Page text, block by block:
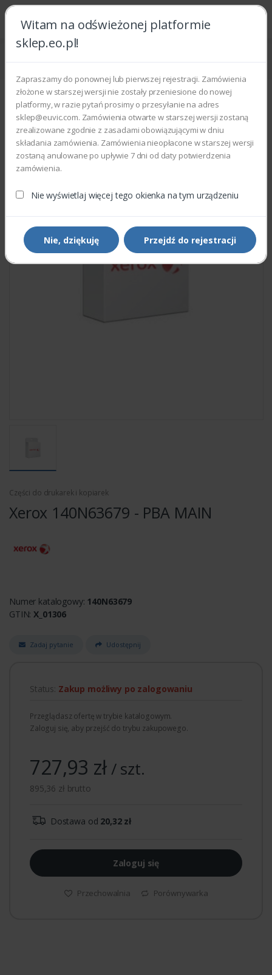
Witam na odświeżonej platformie
sklep.eo.pl!
Zapraszamy do ponownej lub pierwszej rejestracji. Zamówienia
złożone w starszej wersji nie zostały przeniesione do nowej
platformy, w razie pytań prosimy o przesyłanie na adres
sklep@euvic.com. Zamówienia otwarte w starszej wersji zostaną
zrealizowane zgodnie z zasadami obowiązującymi w dniu
składania zamówienia. Zamówienia nieopłacone w starszej wersji
zostaną anulowane po upływie 7 dni od daty potwierdzenia
zamówienia.
Nie wyświetlaj więcej tego okienka na tym urządzeniu
Nie, dziękuję Przejdź do rejestracji
Strona główna Części zamienne
Części do drukarek i kopiarek
Xerox 140N63679 - PBA MAIN
Numer katalogowy: 140N63679
GTIN:X_01306
Zadaj pytanie Udostępnij
Status: Zakup możliwy po zalogowaniu
Przeglądasz ofertę w trybie katalogowym.
Zaloguj się, aby przejść do trybu zakupowego.
727,93 zł/ szt.
895,36 zł brutto
Dostawa od 20,32 zł
Zaloguj się
Przechowalnia Porównywarka